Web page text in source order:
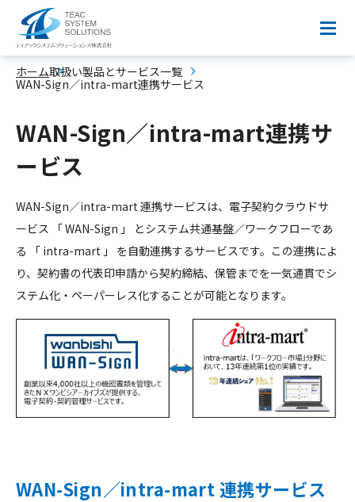
（製品・サービス詳細）
ビジネスの進化を支えるIT製品と、確かな技術で応え
る専門性の高いサービスをご提案。
ホーム取扱い製品とサービス一覧
WAN-Sign／intra-mart連携サービス
WAN-Sign／intra-mart連携サ
ービス
WAN-Sign／intra-mart 連携サービスは、電子契約クラウドサ
ービス 「 WAN-Sign 」 とシステム共通基盤／ワークフローであ
る 「 intra-mart 」 を自動連携するサービスです。この連携によ
り、契約書の代表印申請から契約締結、保管までを一気通貫でシ
ステム化・ペーパーレス化することが可能となります。
WAN-Sign／intra-mart 連携サービス